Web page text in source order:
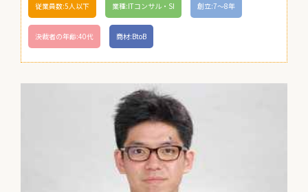
従業員数:5人以下 業種:ITコンサル・SI 創立:7〜8年
決裁者の年齢:40代 商材:BtoB